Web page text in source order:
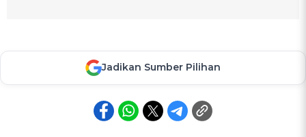
Jadikan Sumber Pilihan